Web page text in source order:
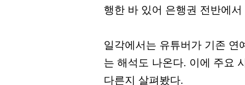
행한 바 있어 은행권 전반에
일각에서는 유튜버가 기존 연
는 해석도 나온다. 이에 주요
다른지 살펴봤다.